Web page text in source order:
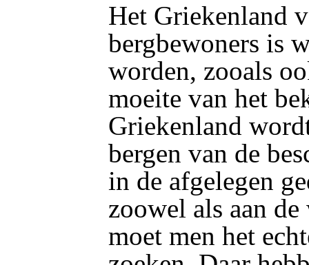
Het Griekenland
bergbewoners is
worden, zooals
moeite van het
Griekenland
bergen van de
in de afgelegen
zoowel als aan
moet men het